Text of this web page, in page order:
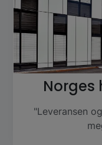
Norges
"Leveransen